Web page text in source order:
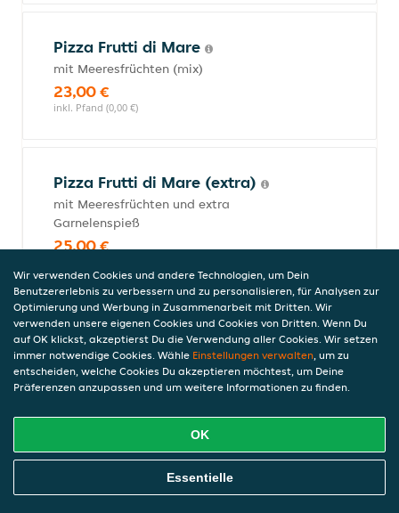
Pizza Frutti di Mare
mit Meeresfrüchten (mix)
23,00 €
inkl. Pfand (0,00 €)
Pizza Frutti di Mare (extra)
mit Meeresfrüchten und extra
Garnelenspieß
25,00 €
Pizza Macaria
mit Salami und Letscho
22,00 €
inkl. Pfand (0,00 €)
mit Schinken
Online Essen Bestellen
Wir verwenden Cookies und andere Technologien, um Dein
Benutzererlebnis zu verbessern und zu personalisieren, für Analysen zur
Optimierung und Werbung in Zusammenarbeit mit Dritten. Wir
verwenden unsere eigenen Cookies und Cookies von Dritten. Wenn Du
auf OK klickst, akzeptierst Du die Verwendung aller Cookies. Wir setzen
immer notwendige Cookies. Wähle Einstellungen verwalten, um zu
entscheiden, welche Cookies Du akzeptieren möchtest, um Deine
Präferenzen anzupassen und um weitere Informationen zu finden.
OK
Essentielle